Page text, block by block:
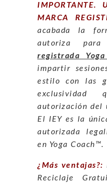
IMPORTANTE.
MARCA
acabada la
autoriza
registrada
impartir
estilo con las
exclusividad
autorización del
El IEY es la
autorizada
en Yoga Coach™.
¿Más ventajas?:
Reciclaje